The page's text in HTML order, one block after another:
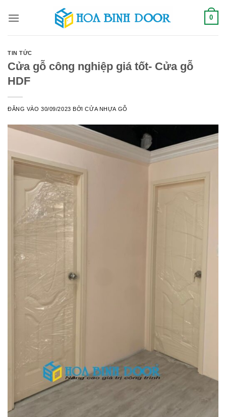
qua
0
TIN TỨC
Cửa gỗ công nghiệp giá tốt- Cửa gỗ
HDF
ĐĂNG VÀO30/09/2023 BỞICỬA NHỰA GỖ